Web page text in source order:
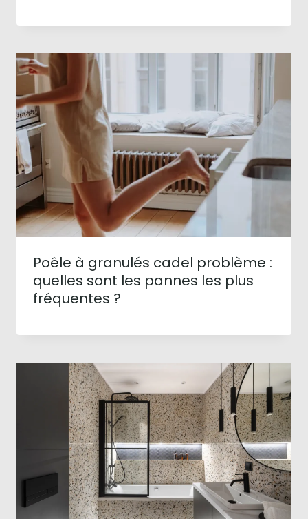
Poêle à granulés cadel problème :
quelles sont les pannes les plus
fréquentes ?